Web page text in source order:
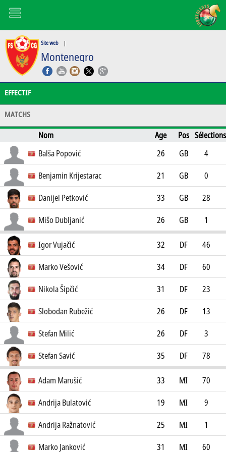
Site web |
Montenegro
EFFECTIF
MATCHS
Nom Age Pos Sélections
Buts
Club
Balša Popović 26 GB
4
0
Olympiakós SFP
Benjamin Krijestarac 21 GB
0
0
FK Mornar Bar
Danijel Petković 33 GB
28
0
FK Liepāja
Mišo Dubljanić 26 GB
1
0
FK Rudar Prijedor
Igor Vujačić 32 DF
46
0
FK Rubin Kazan
Marko Vešović 34 DF
60
2
NK Lokomotiva Zagreb
Nikola Šipčić 31 DF
23
0
AGS Astéras Trípolis
Slobodan Rubežić 26 DF
13
1
Korona Kielce
Stefan Milić 26 DF
3
0
FK Partizan Beograd
Stefan Savić 35 DF
78
9
Trabzonspor
Adam Marušić 33 MI
70
5
SS Lazio
Andrija Bulatović 19 MI
9
1
Racing Club de Lens
Andrija Ražnatović 25 MI
1
0
FK Sutjeska Nikšić
Marko Janković 31 MI
60